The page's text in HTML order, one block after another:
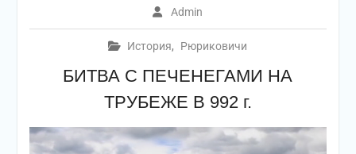
Admin
История, Рюриковичи
БИТВА С ПЕЧЕНЕГАМИ НА
ТРУБЕЖЕ В 992 г.